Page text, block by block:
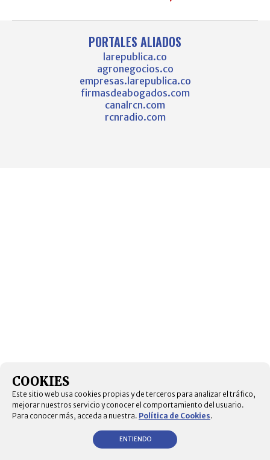
PORTALES ALIADOS
larepublica.co
agronegocios.co
empresas.larepublica.co
firmasdeabogados.com
canalrcn.com
rcnradio.com
COOKIES
Este sitio web usa cookies propias y de terceros para analizar el tráfico,
mejorar nuestros servicio y conocer el comportamiento del usuario.
Para conocer más, acceda a nuestra. Política de Cookies.
ENTIENDO